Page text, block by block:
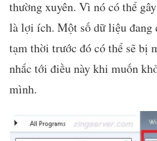
thường xuyên. Vì nó có thể
là lợi ích. Một số dữ liệu đang
tạm thời trước đó có thể sẽ bị
nhắc tới điều này khi muốn
mình.